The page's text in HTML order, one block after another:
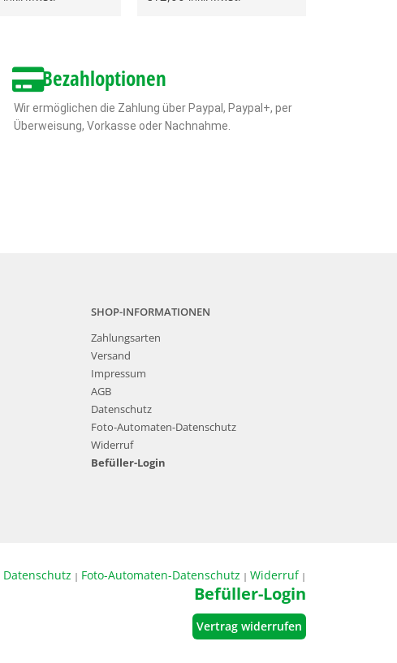
Bezahloptionen
Wir ermöglichen die Zahlung über Paypal, Paypal+, per
Überweisung, Vorkasse oder Nachnahme.
SHOP-INFORMATIONEN
Zahlungsarten
Versand
Impressum
AGB
Datenschutz
Foto-Automaten-Datenschutz
Widerruf
Befüller-Login
Datenschutz | Foto-Automaten-Datenschutz | Widerruf |
Befüller-Login
Vertrag widerrufen